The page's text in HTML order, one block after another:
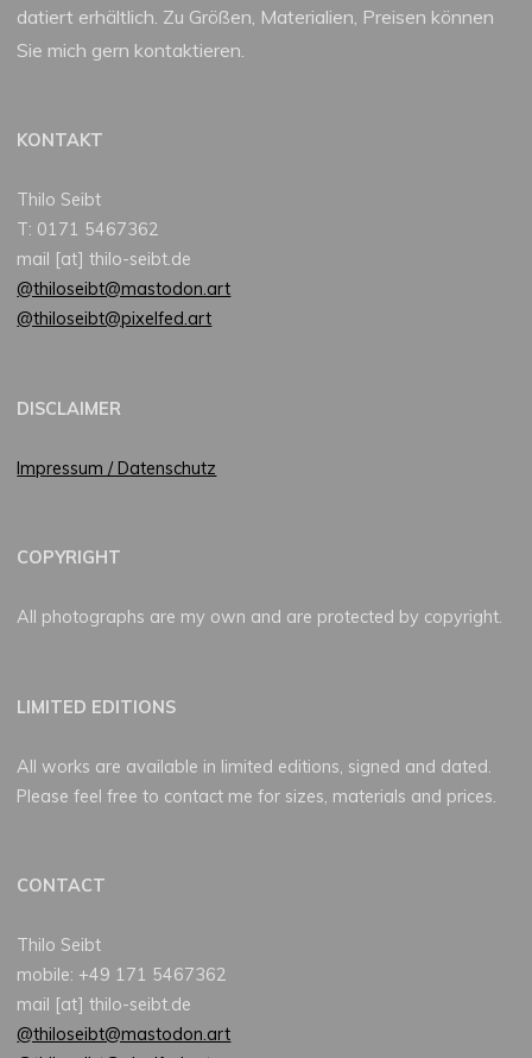
datiert erhältlich. Zu Größen, Materialien, Preisen können
Sie mich gern kontaktieren.
KONTAKT
Thilo Seibt
T: 0171 5467362
mail [at] thilo-seibt.de
@thiloseibt@mastodon.art
@thiloseibt@pixelfed.art
DISCLAIMER
Impressum / Datenschutz
COPYRIGHT
All photographs are my own and are protected by copyright.
LIMITED EDITIONS
All works are available in limited editions, signed and dated.
Please feel free to contact me for sizes, materials and prices.
CONTACT
Thilo Seibt
mobile: +49 171 5467362
mail [at] thilo-seibt.de
@thiloseibt@mastodon.art